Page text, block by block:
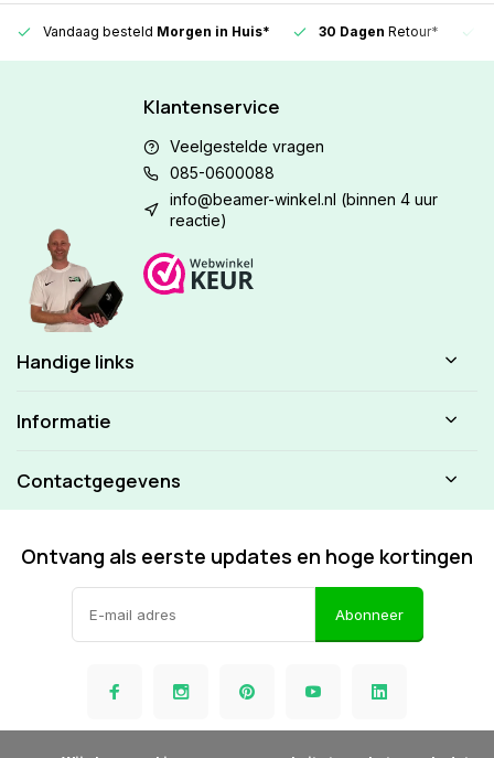
Vandaag besteld Morgen in Huis* 30 Dagen Retour*
Klantenservice
Veelgestelde vragen
085-0600088
info@beamer-winkel.nl (binnen 4 uur
reactie)
Handige links
Informatie
Contactgegevens
Ontvang als eerste updates en hoge kortingen
Abonneer